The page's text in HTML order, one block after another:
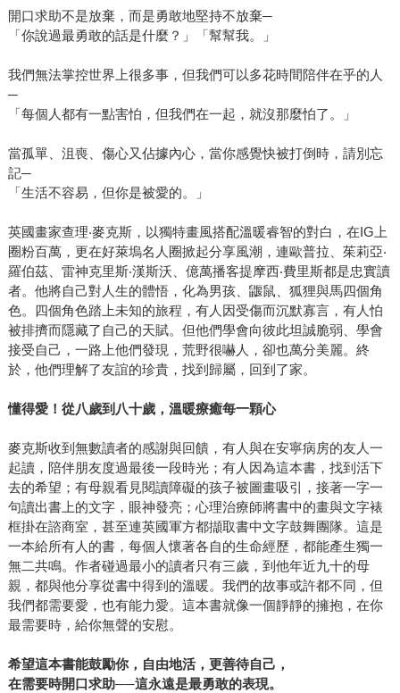
開口求助不是放棄，而是勇敢地堅持不放棄─
「你說過最勇敢的話是什麼？」「幫幫我。」
我們無法掌控世界上很多事，但我們可以多花時間陪伴在乎的人
─
「每個人都有一點害怕，但我們在一起，就沒那麼怕了。」
當孤單、沮喪、傷心又佔據內心，當你感覺快被打倒時，請別忘
記─
「生活不容易，但你是被愛的。」
英國畫家查理‧麥克斯，以獨特畫風搭配溫暖睿智的對白，在IG上
圈粉百萬，更在好萊塢名人圈掀起分享風潮，連歐普拉、茱莉亞‧
羅伯茲、雷神克里斯‧漢斯沃、億萬播客提摩西‧費里斯都是忠實讀
者。他將自己對人生的體悟，化為男孩、鼴鼠、狐狸與馬四個角
色。四個角色踏上未知的旅程，有人因受傷而沉默寡言，有人怕
被排擠而隱藏了自己的天賦。但他們學會向彼此坦誠脆弱、學會
接受自己，一路上他們發現，荒野很嚇人，卻也萬分美麗。終
於，他們理解了友誼的珍貴，找到歸屬，回到了家。
懂得愛！從八歲到八十歲，溫暖療癒每一顆心
麥克斯收到無數讀者的感謝與回饋，有人與在安寧病房的友人一
起讀，陪伴朋友度過最後一段時光；有人因為這本書，找到活下
去的希望；有母親看見閱讀障礙的孩子被圖畫吸引，接著一字一
句讀出書上的文字，眼神發亮；心理治療師將書中的畫與文字裱
框掛在諮商室，甚至連英國軍方都擷取書中文字鼓舞團隊。這是
一本給所有人的書，每個人懷著各自的生命經歷，都能產生獨一
無二共鳴。作者碰過最小的讀者只有三歲，到他年近九十的母
親，都與他分享從書中得到的溫暖。我們的故事或許都不同，但
我們都需要愛，也有能力愛。這本書就像一個靜靜的擁抱，在你
最需要時，給你無聲的安慰。
希望這本書能鼓勵你，自由地活，更善待自己，
在需要時開口求助──這永遠是最勇敢的表現。